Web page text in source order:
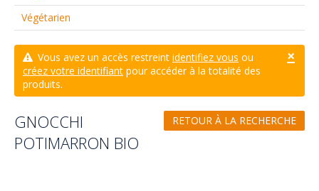
Végétarien
×
Vous avez un accès restreint identifiez vous ou
créez votre identifiant pour accéder à la totalité des
produits.
RETOUR À LA RECHERCHE
GNOCCHI
POTIMARRON BIO